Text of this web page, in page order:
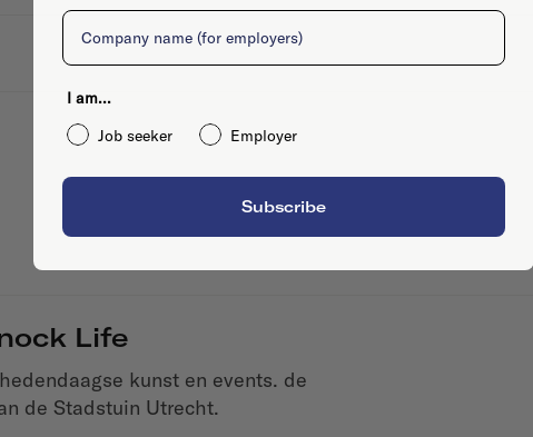
Life
kunst en events. de
de Stadstuin Utrecht.
Company
I am...
Job seeker
Employer
Subscribe